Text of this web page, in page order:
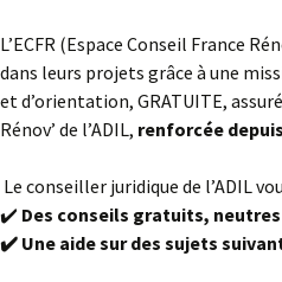
L’ECFR (Espace Conseil France
dans leurs projets grâce à une
et d’orientation, GRATUITE,
Rénov’ de l’ADIL, renforcée
Le conseiller juridique de l’ADIL
✔️ Des conseils gratuits,
✔️ Une aide sur des sujets